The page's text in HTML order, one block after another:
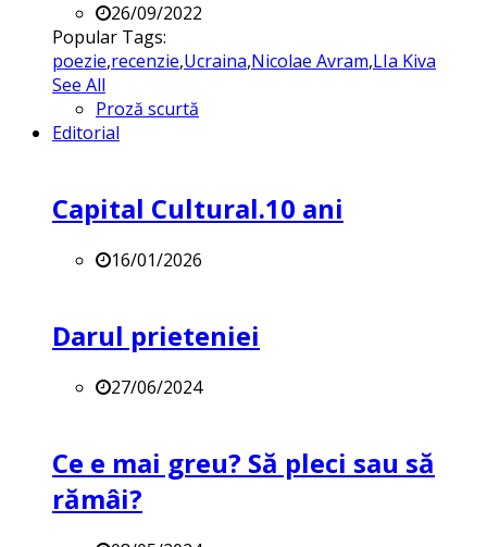
26/09/2022
Popular Tags:
poezie,recenzie,Ucraina,Nicolae Avram,LIa Kiva
See All
Proză scurtă
Editorial
Capital Cultural.10 ani
16/01/2026
Darul prieteniei
27/06/2024
Ce e mai greu? Să pleci sau să
rămâi?